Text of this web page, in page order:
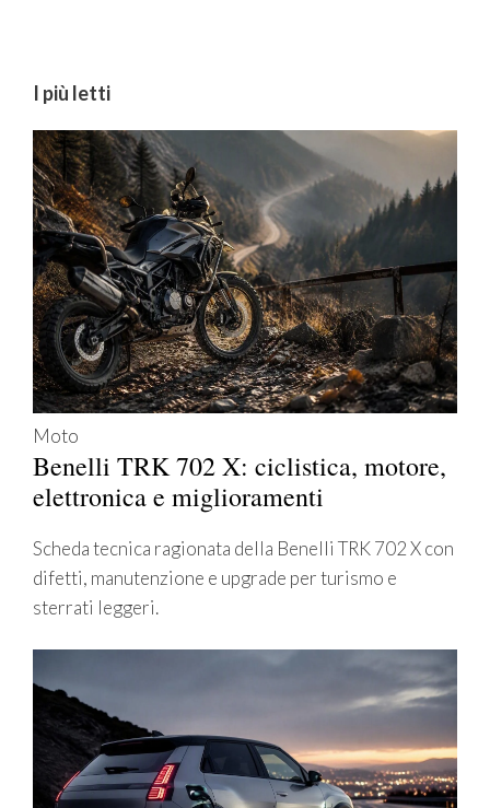
I più letti
Moto
Benelli TRK 702 X: ciclistica, motore,
elettronica e miglioramenti
Scheda tecnica ragionata della Benelli TRK 702 X con
difetti, manutenzione e upgrade per turismo e
sterrati leggeri.